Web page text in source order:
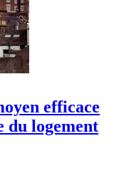
efficace
du logement